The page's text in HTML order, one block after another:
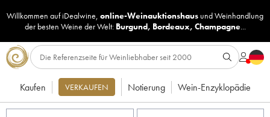
Willkommen auf iDealwine, online-Weinauktionshaus undWeinhandlung
der besten Weine der Welt: Burgund, Bordeaux, Champagne...
Kaufen VERKAUFEN Notierung Wein-Enzyklopädie